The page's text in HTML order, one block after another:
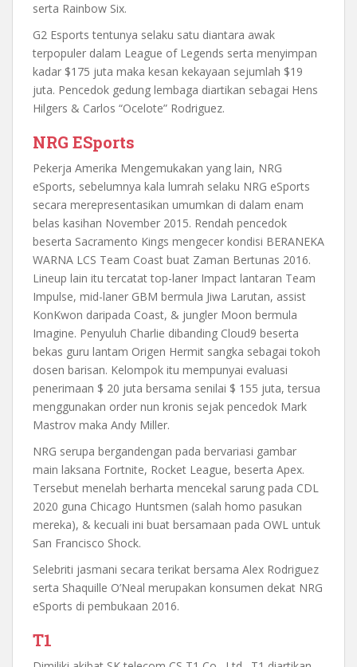
serta Rainbow Six.
G2 Esports tentunya selaku satu diantara awak
terpopuler dalam League of Legends serta menyimpan
kadar $175 juta maka kesan kekayaan sejumlah $19
juta. Pencedok gedung lembaga diartikan sebagai Hens
Hilgers & Carlos “Ocelote” Rodriguez.
NRG ESports
Pekerja Amerika Mengemukakan yang lain, NRG
eSports, sebelumnya kala lumrah selaku NRG eSports
secara merepresentasikan umumkan di dalam enam
belas kasihan November 2015. Rendah pencedok
beserta Sacramento Kings mengecer kondisi BERANEKA
WARNA LCS Team Coast buat Zaman Bertunas 2016.
Lineup lain itu tercatat top-laner Impact lantaran Team
Impulse, mid-laner GBM bermula Jiwa Larutan, assist
KonKwon daripada Coast, & jungler Moon bermula
Imagine. Penyuluh Charlie dibanding Cloud9 beserta
bekas guru lantam Origen Hermit sangka sebagai tokoh
dosen barisan. Kelompok itu mempunyai evaluasi
penerimaan $ 20 juta bersama senilai $ 155 juta, tersua
menggunakan order nun kronis sejak pencedok Mark
Mastrov maka Andy Miller.
NRG serupa bergandengan pada bervariasi gambar
main laksana Fortnite, Rocket League, beserta Apex.
Tersebut menelah berharta mencekal sarung pada CDL
2020 guna Chicago Huntsmen (salah homo pasukan
mereka), & kecuali ini buat bersamaan pada OWL untuk
San Francisco Shock.
Selebriti jasmani secara terikat bersama Alex Rodriguez
serta Shaquille O’Neal merupakan konsumen dekat NRG
eSports di pembukaan 2016.
T1